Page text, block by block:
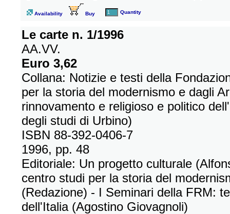
Availability Buy Quantity
Le carte n. 1/1996
AA.VV.
Euro 3,62
Collana: Notizie e testi della
per la storia del modernismo e dagli
rinnovamento e religioso e politico
degli studi di Urbino)
ISBN 88-392-0406-7
1996, pp. 48
Editoriale: Un progetto culturale
centro studi per la storia del
(Redazione) - I Seminari della FRM:
dell'Italia (Agostino Giovagnoli)